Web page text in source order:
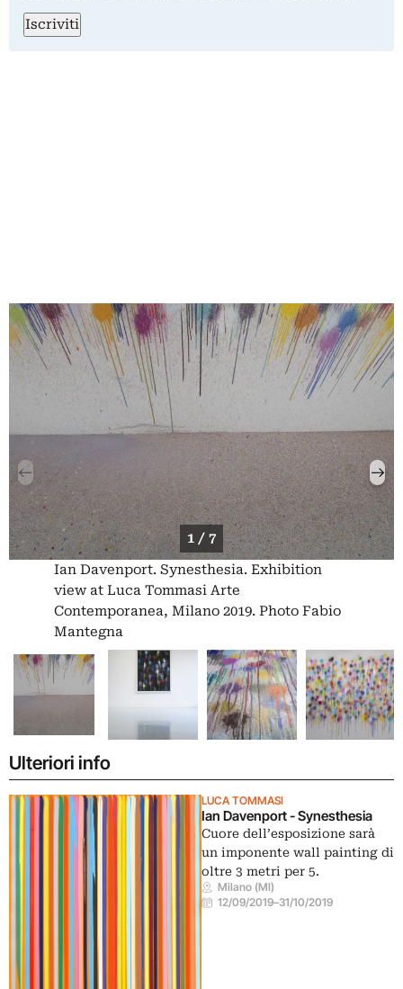
Iscriviti
1 / 7
Ian Davenport. Synesthesia. Exhibition
view at Luca Tommasi Arte
Contemporanea, Milano 2019. Photo Fabio
Mantegna
Ulteriori info
LUCA TOMMASI
Ian Davenport - Synesthesia
Cuore dell’esposizione sarà
un imponente wall painting di
oltre 3 metri per 5.
Milano (MI)
12/09/2019–31/10/2019